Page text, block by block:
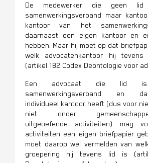
De medewerker die geen
samenwerkingsverband maar
kantoor van het
daarnaast een eigen kantoor en
hebben. Maar hij moet op dat
welk advocatenkantoor hij tevens
(artikel 182 Codex Deontologie voor
Een advocaat die lid
samenwerkingsverband en
individueel kantoor heeft (dus voor
niet onder
uitgeoefende activiteiten) mag
activiteiten een eigen briefpapier
moet daarop wel vermelden van
groepering hij tevens lid is